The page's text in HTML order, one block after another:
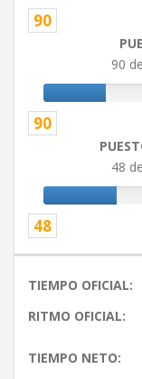
90
90
90
48
48
TIEMPO OFICIAL:
RITMO OFICIAL:
TIEMPO NETO: